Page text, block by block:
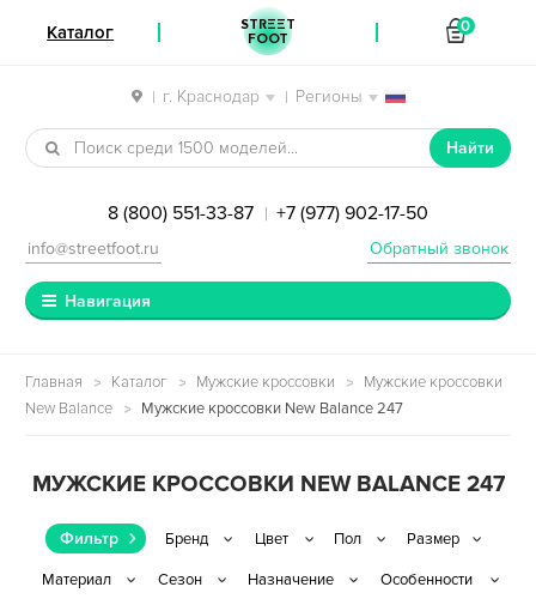
| г. Краснодар | Регионы
Перейти к навигации
Перейти к содержимому
Найти
8 (800) 551-33-87 | +7 (977) 902-17-50
Обратный звонок
info@streetfoot.ru
Навигация
Главная Каталог Мужские кроссовки
Мужские кроссовки
New Balance
Мужские кроссовки New Balance 247
МУЖСКИЕ КРОССОВКИ NEW BALANCE 247
Фильтр
Каталог STREET
FOOT
0